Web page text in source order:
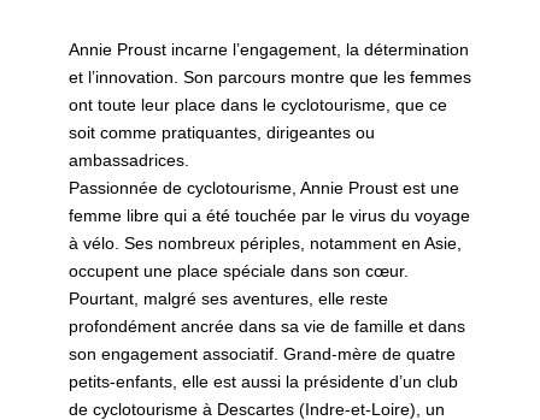
Annie Proust incarne l’engagement, la détermination
et l’innovation. Son parcours montre que les femmes
ont toute leur place dans le cyclotourisme, que ce
soit comme pratiquantes, dirigeantes ou
ambassadrices.
Passionnée de cyclotourisme, Annie Proust est une
femme libre qui a été touchée par le virus du voyage
à vélo. Ses nombreux périples, notamment en Asie,
occupent une place spéciale dans son cœur.
Pourtant, malgré ses aventures, elle reste
profondément ancrée dans sa vie de famille et dans
son engagement associatif. Grand-mère de quatre
petits-enfants, elle est aussi la présidente d’un club
de cyclotourisme à Descartes (Indre-et-Loire), un